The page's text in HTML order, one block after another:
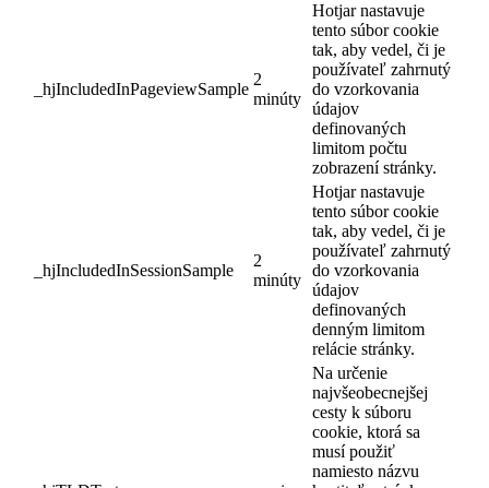
_hjIncludedInPageviewSample
2
minúty
Hotjar nastavuje
tento súbor cookie
tak, aby vedel, či je
používateľ zahrnutý
do vzorkovania
údajov
definovaných
limitom počtu
zobrazení stránky.
_hjIncludedInSessionSample
2
minúty
Hotjar nastavuje
tento súbor cookie
tak, aby vedel, či je
používateľ zahrnutý
do vzorkovania
údajov
definovaných
denným limitom
relácie stránky.
Na určenie
najvšeobecnejšej
cesty k súboru
cookie, ktorá sa
musí použiť
namiesto názvu